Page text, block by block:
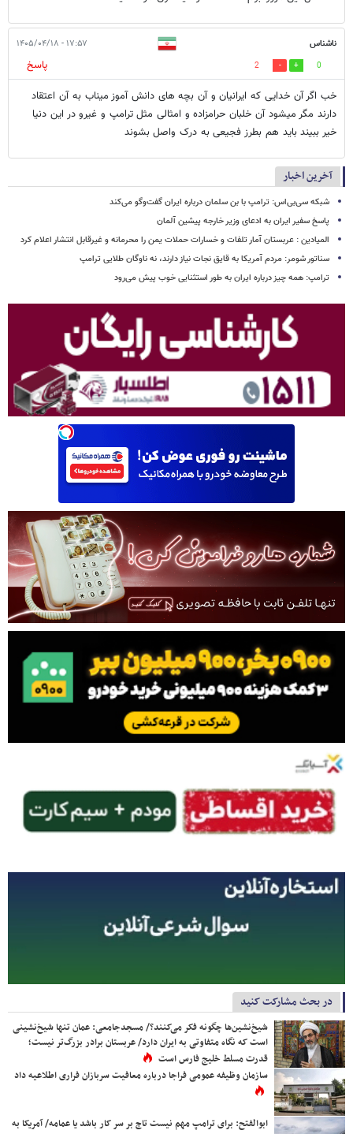
ناشناس ۱۷:۵۷ - ۱۴۰۵/۰۴/۱۸
0
2
پاسخ
خب اگر آن خدایی که ایرانیان و آن بچه های دانش آموز میناب به آن اعتقاد
دارند مگر میشود آن خلبان حرامزاده و امثالی مثل ترامپ و غیرو در این دنیا
خیر ببیند باید هم بطرز فجیعی به درک واصل بشوند
آخرین اخبار
شبکه سی‌بی‌اس: ترامپ با بن سلمان درباره ایران گفت‌وگو می‌کند
پاسخ سفیر ایران به ادعای وزیر خارجه پیشین آلمان
المیادین : عربستان آمار تلفات و خسارات حملات یمن را محرمانه و غیرقابل انتشار اعلام کرد
سناتور شومر: مردم آمریکا به قایق نجات نیاز دارند، نه ناوگان طلایی ترامپ
ترامپ: همه چیز درباره ایران به طور استثنایی خوب پیش می‌رود
در بحث مشارکت کنید
شیخ‌نشین‌ها چگونه فکر می‌کنند؟/ مسجدجامعی: عمان تنها شیخ‌نشینی
است که نگاه متفاوتی به ایران دارد/ عربستان برادر بزرگ‌تر نیست؛
قدرت مسلط خلیج فارس است
سازمان وظیفه عمومی فراجا درباره معافیت سربازان فراری اطلاعیه داد
ابوالفتح: برای ترامپ مهم نیست تاج بر سر کار باشد یا عمامه/ آمریکا به